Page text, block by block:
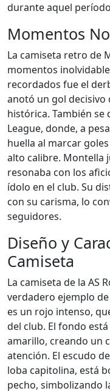
durante aquel
Momentos
La camiseta retro de
momentos
recordados fue el
anotó un gol decisivo
histórica. También se
League, donde, a
huella al marcar
alto calibre. Montella
resonaba con los
ídolo en el club. Su
con su carisma, lo
seguidores.
Diseño y
Camiseta
La camiseta de la AS
verdadero ejemplo
es un rojo intenso,
del club. El fondo
amarillo, creando un
atención. El escudo
loba capitolina, está
pecho, simbolizando